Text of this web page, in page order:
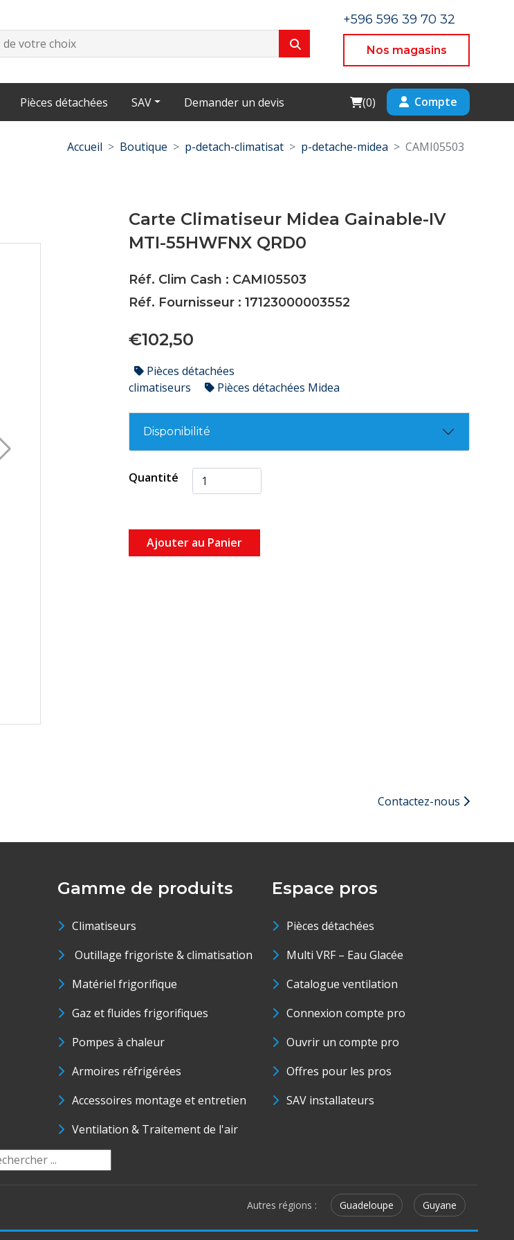
+596 596 39 70 32
Nos magasins
Pièces détachées SAV Demander un devis Cart
(0) Compte
Accueil Boutique p-detach-climatisat p-detache-midea CAMI05503
Carte Climatiseur Midea Gainable-IV
MTI-55HWFNX QRD0
Réf. Clim Cash : CAMI05503
Réf. Fournisseur : 17123000003552
€102,50
Pièces détachées
climatiseurs
Pièces détachées Midea
Disponibilité
Quantité
Ajouter au Panier
Contactez-nous
Gamme de produits
Climatiseurs
Outillage frigoriste & climatisation
Matériel frigorifique
Gaz et fluides frigorifiques
Pompes à chaleur
Armoires réfrigérées
Accessoires montage et entretien
Ventilation & Traitement de l'air
Espace pros
Pièces détachées
Multi VRF – Eau Glacée
Catalogue ventilation
Connexion compte pro
Ouvrir un compte pro
Offres pour les pros
SAV installateurs
Autres régions : Guadeloupe Guyane